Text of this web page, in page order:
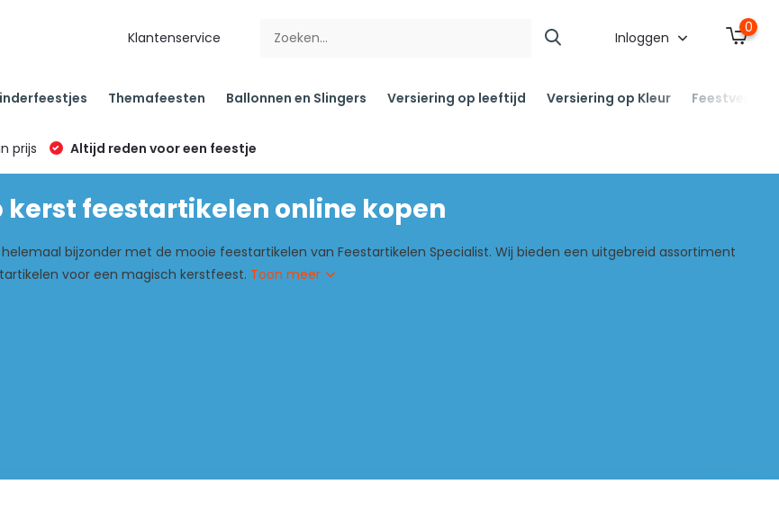
Klantenservice Inloggen
0
Themafeesten Ballonnen en Slingers Versiering op leeftijd Versiering op Kleur
prijs Altijd reden voor een feestje
kerst feestartikelen online kopen
bijzonder met de mooie feestartikelen van Feestartikelen Specialist. Wij bieden een uitgebreid assortiment
voor een magisch kerstfeest. Toon meer